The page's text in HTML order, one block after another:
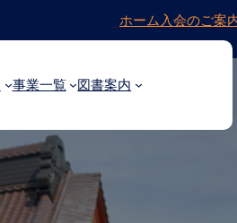
ホーム入会のご案
事業一覧 図書案内